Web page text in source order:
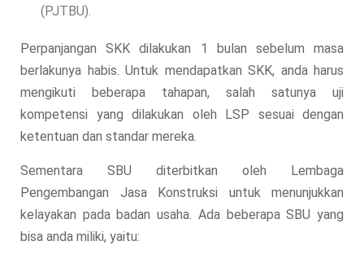
(PJTBU).
Perpanjangan SKK dilakukan 1 bulan sebelum masa
berlakunya habis. Untuk mendapatkan SKK, anda harus
mengikuti beberapa tahapan, salah satunya uji
kompetensi yang dilakukan oleh LSP sesuai dengan
ketentuan dan standar mereka.
Sementara SBU diterbitkan oleh Lembaga
Pengembangan Jasa Konstruksi untuk menunjukkan
kelayakan pada badan usaha. Ada beberapa SBU yang
bisa anda miliki, yaitu: